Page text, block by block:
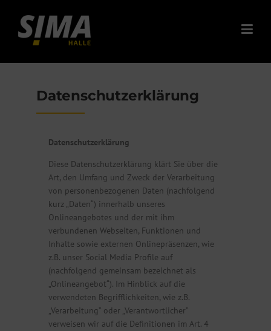
Datenschutzerklärung
Datenschutzerklärung
Diese Datenschutzerklärung klärt Sie über die
Art, den Umfang und Zweck der Verarbeitung
von personenbezogenen Daten (nachfolgend
kurz „Daten“) innerhalb unseres
Onlineangebotes und der mit ihm
verbundenen Webseiten, Funktionen und
Inhalte sowie externen Onlinepräsenzen, wie
z.B. unser Social Media Profile auf
(nachfolgend gemeinsam bezeichnet als
„Onlineangebot“). Im Hinblick auf die
verwendeten Begrifflichkeiten, wie z.B.
„Verarbeitung“ oder „Verantwortlicher“
verweisen wir auf die Definitionen im Art. 4